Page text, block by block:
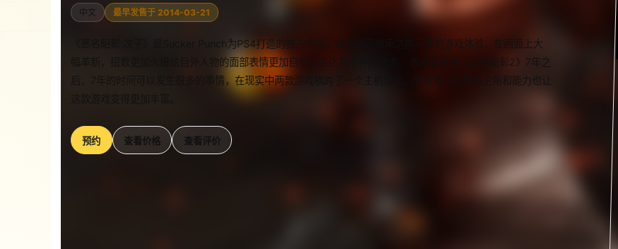
中文 最早发售于 2014-03-21
《恶名昭彰:次子》是Sucker Punch为PS4打造的独占作品。本次除了继承之前开放的游戏体验，在画面上大
幅革新，招数更加火爆炫目外人物的面部表情更加自然甚至达到传神的地步。 故事发生在《恶名昭彰2》7年之
后，7年的时间可以发生很多的事情，在现实中两款游戏横跨了一个主机世代，而游戏中全新的主角和能力也让
预约 查看价格 查看评价